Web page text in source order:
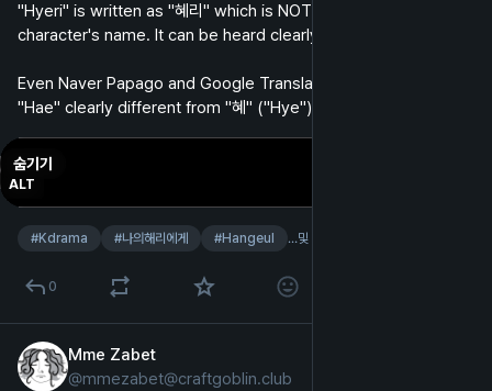
"Hyeri" is written as "혜리" which is NOT in title and not the
character's name. It can be heard clearly as "해리" ("Haeri").
Even Naver Papago and Google Translate Romanize "해" as
"Hae" clearly different from "혜" ("Hye").
ALT
숨기기
#Kdrama #나의해리에게 #Hangeul …및 6개
0
Mme Zabet
@mmezabet@craftgoblin.club